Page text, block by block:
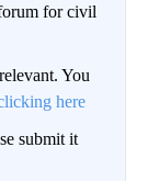
for civil
You
here
submit it